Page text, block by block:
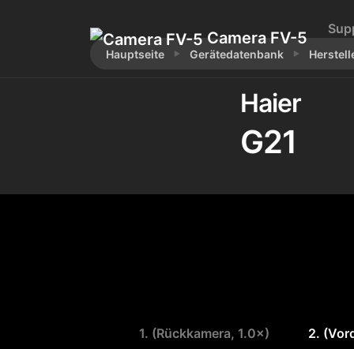
Camera FV-5
Hauptseite Gerätedatenbank
Haier
G21
1. (Rückkamera, 1.0×) 2.